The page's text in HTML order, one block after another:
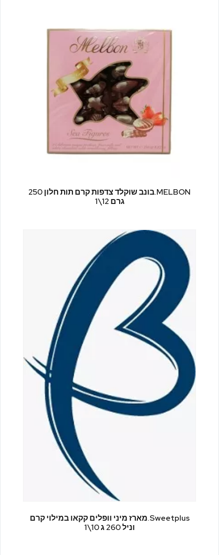
MELBON.בונב שוקלד צדפות קרם תות חלון 250
גרם 12\1
Sweetplus.מארז מיני וופלים קקאו במילוי קרם
וניל 260 ג 10\1